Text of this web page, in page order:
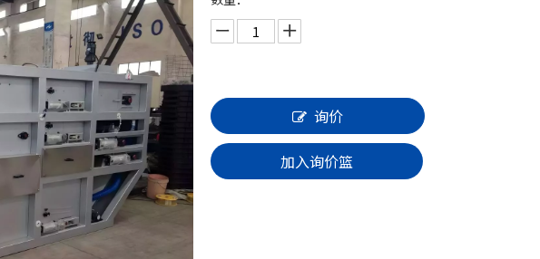
询价
加入询价篮